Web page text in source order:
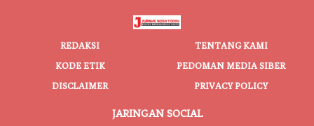
REDAKSI
TENTANG KAMI
KODE ETIK
PEDOMAN MEDIA SIBER
DISCLAIMER
PRIVACY POLICY
JARINGAN SOCIAL